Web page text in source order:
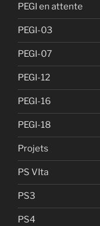
PEGI en attente
PEGI-03
PEGI-07
PEGI-12
PEGI-16
PEGI-18
Projets
PS VIta
PS3
PS4